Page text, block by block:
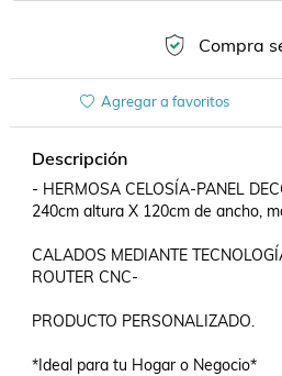
Compra
Agregar a favoritos
Descripción
- HERMOSA CELOSÍA-PANEL
240cm altura X 120cm de ancho,
CALADOS MEDIANTE
ROUTER CNC-
PRODUCTO PERSONALIZADO.
*Ideal para tu Hogar o Negocio*